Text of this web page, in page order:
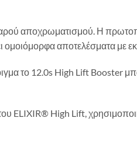
αποχρωματισμού. Η
αποτελέσματα με
το 12.0s High Lift
ELIXIR® High Lift,